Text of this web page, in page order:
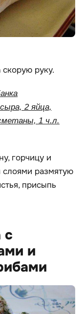
руку.
2 яйца,
1 ч.л.
горчицу и
размятую
присыпь
с
и